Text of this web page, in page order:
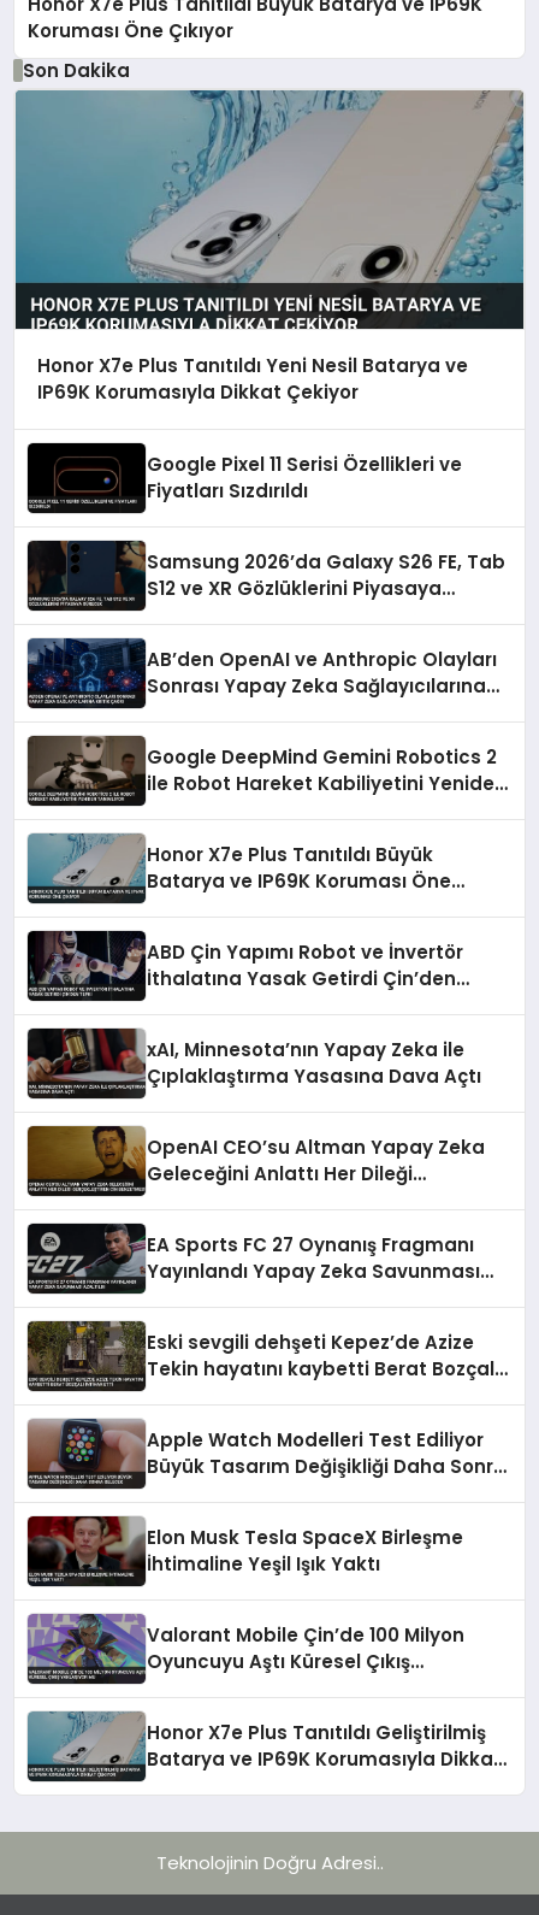
Koruması Öne Çıkıyor
Son Dakika
Honor X7e Plus Tanıtıldı Yeni Nesil Batarya ve
IP69K Korumasıyla Dikkat Çekiyor
Google Pixel 11 Serisi Özellikleri ve
Fiyatları Sızdırıldı
Samsung 2026’da Galaxy S26 FE, Tab
S12 ve XR Gözlüklerini Piyasaya
AB’den OpenAI ve Anthropic Olayları
Sonrası Yapay Zeka Sağlayıcılarına
Google DeepMind Gemini Robotics 2
ile Robot Hareket Kabiliyetini Yeniden
Honor X7e Plus Tanıtıldı Büyük
Batarya ve IP69K Koruması Öne
ABD Çin Yapımı Robot ve İnvertör
İthalatına Yasak Getirdi Çin’den
xAI, Minnesota’nın Yapay Zeka ile
Çıplaklaştırma Yasasına Dava Açtı
OpenAI CEO’su Altman Yapay Zeka
Geleceğini Anlattı Her Dileği
EA Sports FC 27 Oynanış Fragmanı
Yayınlandı Yapay Zeka Savunması
Eski sevgili dehşeti Kepez’de Azize
Tekin hayatını kaybetti Berat Bozçalı
Apple Watch Modelleri Test Ediliyor
Büyük Tasarım Değişikliği Daha Sonra
Elon Musk Tesla SpaceX Birleşme
İhtimaline Yeşil Işık Yaktı
Valorant Mobile Çin’de 100 Milyon
Oyuncuyu Aştı Küresel Çıkış
Honor X7e Plus Tanıtıldı Geliştirilmiş
Batarya ve IP69K Korumasıyla Dikkat
Teknolojinin Doğru Adresi..